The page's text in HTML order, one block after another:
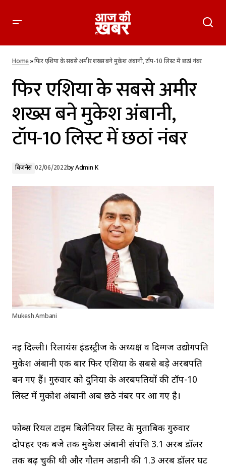
नंबर
Home»फिर एशिया के सबसे अमीर शख्स बने मुकेश अंबानी, टॉप-10 लिस्ट में छठां नंबर
फिर एशिया के सबसे अमीर
शख्स बने मुकेश अंबानी,
टॉप-10 लिस्ट में छठां नंबर
बिजनेस 02/06/2022byAdmin K
Mukesh Ambani
नई दिल्ली। रिलायंस इंडस्ट्रीज के अध्यक्ष व दिग्गज उद्योगपति
मुकेश अंबानी एक बार फिर एशिया के सबसे बड़े अरबपति
बन गए हैं। गुरुवार को दुनिया के अरबपतियों की टॉप-10
लिस्ट में मुकोश अंबानी अब छठे नंबर पर आ गए है।
फोर्ब्स रियल टाइम बिलेनियर लिस्ट के मुताबिक गुरुवार
दोपहर एक बजे तक मुकेश अंबानी संपत्ति 3.1 अरब डॉलर
तक बढ़ चुकी थी और गौतम अडानी की 1.3 अरब डॉलर घट